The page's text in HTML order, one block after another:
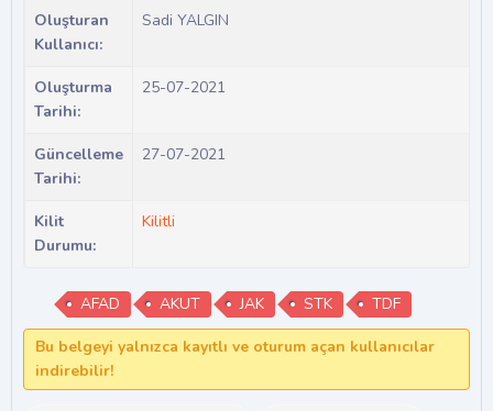
Oluşturan
Kullanıcı:
Sadi YALGIN
Oluşturma
Tarihi:
25-07-2021
Güncelleme
Tarihi:
27-07-2021
Kilit
Durumu:
Kilitli
AFAD AKUT JAK STK TDF
Bu belgeyi yalnızca kayıtlı ve oturum açan kullanıcılar
indirebilir!